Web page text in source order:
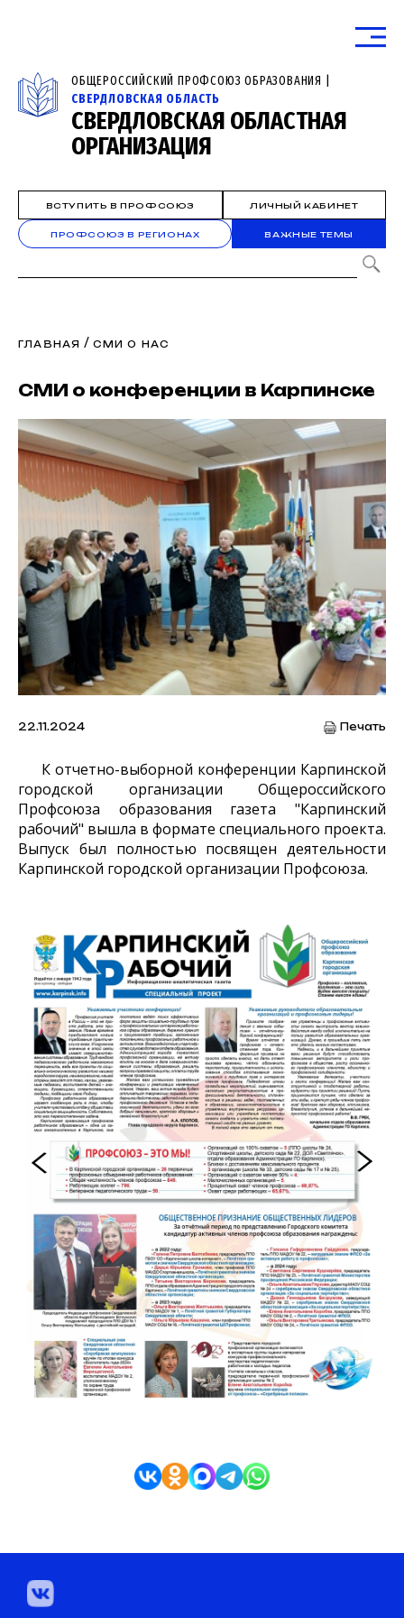
ОБЩЕРОССИЙСКИЙ ПРОФСОЮЗ ОБРАЗОВАНИЯ |
СВЕРДЛОВСКАЯ ОБЛАСТЬ
СВЕРДЛОВСКАЯ ОБЛАСТНАЯ
ОРГАНИЗАЦИЯ
ВСТУПИТЬ В ПРОФСОЮЗ ЛИЧНЫЙ КАБИНЕТ
ПРОФСОЮЗ В РЕГИОНАХ ВАЖНЫЕ ТЕМЫ
ГЛАВНАЯ /СМИ О НАС
СМИ о конференции в Карпинске
22.11.2024 Печать
К отчетно-выборной конференции Карпинской
городской организации Общероссийского
Профсоюза образования газета "Карпинский
рабочий" вышла в формате специального проекта.
Выпуск был полностью посвящен деятельности
Карпинской городской организации Профсоюза.